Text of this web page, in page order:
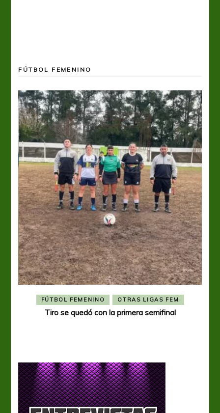
FÚTBOL FEMENINO
FÚTBOL FEMENINO OTRAS LIGAS FEM
Tiro se quedó con la primera semifinal